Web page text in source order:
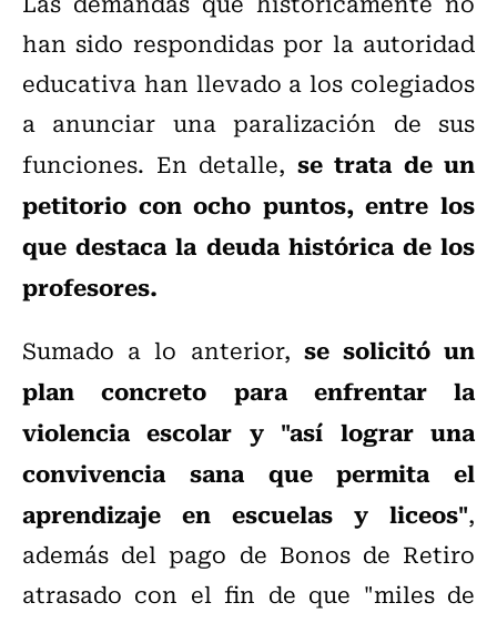
han sido respondidas por la autoridad
educativa han llevado a los colegiados
a anunciar una paralización de sus
funciones. En detalle, se trata de un
petitorio con ocho puntos, entre los
que destaca la deuda histórica de los
profesores.
Sumado a lo anterior, se solicitó un
plan concreto para enfrentar la
violencia escolar y "así lograr una
convivencia sana que permita el
aprendizaje en escuelas y liceos",
además del pago de Bonos de Retiro
atrasado con el fin de que "miles de